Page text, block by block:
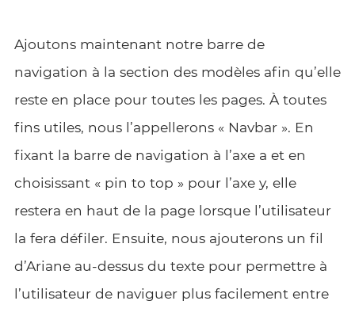
Ajoutons maintenant notre barre de
navigation à la section des modèles afin qu’elle
reste en place pour toutes les pages. À toutes
fins utiles, nous l’appellerons « Navbar ». En
fixant la barre de navigation à l’axe a et en
choisissant « pin to top » pour l’axe y, elle
restera en haut de la page lorsque l’utilisateur
la fera défiler. Ensuite, nous ajouterons un fil
d’Ariane au-dessus du texte pour permettre à
l’utilisateur de naviguer plus facilement entre